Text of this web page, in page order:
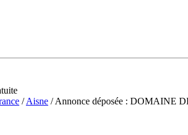
/Aisne / Annonce déposée : DOMAINE